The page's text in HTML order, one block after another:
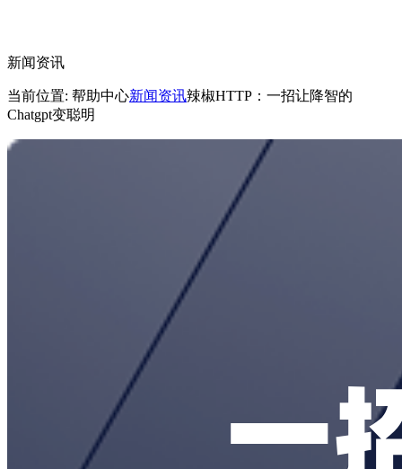
新闻资讯
当前位置: 帮助中心新闻资讯辣椒HTTP：一招让降智的
Chatgpt变聪明